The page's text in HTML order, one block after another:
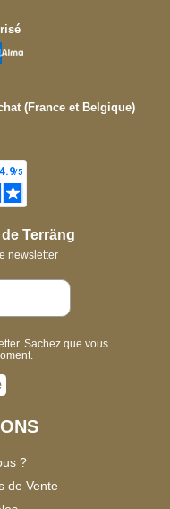
(France et Belgique)
Terräng
newsletter
Sachez que vous
?
de Vente